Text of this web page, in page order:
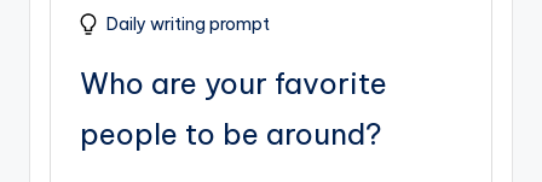
Daily writing prompt
Who are your favorite
people to be around?